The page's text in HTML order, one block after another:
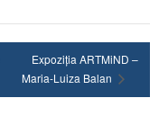
Expoziția ARTMiND –
Maria-Luiza Balan